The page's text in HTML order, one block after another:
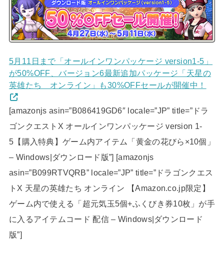
5月11日まで「オールインワンパッケージ version1-5」
が50%OFF、バージョン6最新追加パッケージ「天星の
英雄たち オンライン」も30%OFFセールが開催中！
[amazonjs asin=”B086419GD6″ locale=”JP” title=”ドラ
ゴンクエストX オールインワンパッケージ version 1-
5【購入特典】ゲーム内アイテム「黄金の花びら×10個」
– Windows|ダウンロード版”] [amazonjs
asin=”B099RTVQRB” locale=”JP” title=”ドラゴンクエス
トX 天星の英雄たち オンライン 【Amazon.co.jp限定】
ゲーム内で使える「超元気玉5個+ふくびき券10枚」が手
に入るアイテムコード 配信 – Windows|ダウンロード
版”]